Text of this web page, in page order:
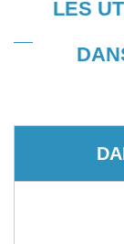
LES